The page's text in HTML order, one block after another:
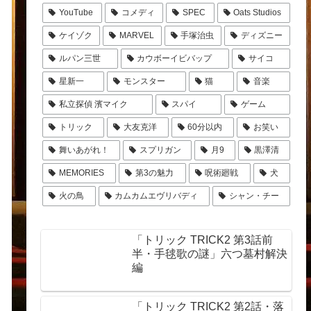
YouTube コメディ SPEC Oats Studios
ケイゾク MARVEL 手塚治虫 ディズニー
ルパン三世 カウボーイビバップ サイコ
星新一 モンスター 猫 音楽
私立探偵 濱マイク スパイ ゲーム
トリック 大友克洋 60分以内 お笑い
舞いあがれ！ スプリガン 月9 黒澤清
MEMORIES 第3の魅力 呪術廻戦 犬
火の鳥 カムカムエヴリバディ シャン・チー
「トリック TRICK2 第3話前
半・手毬歌の謎」六つ墓村解決
編
「トリック TRICK2 第2話・落